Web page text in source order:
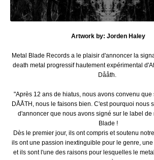
Artwork by: Jorden Haley
Metal Blade Records a le plaisir d'annoncer la
death metal progressif hautement expérimental
Dååth.
"Après 12 ans de hiatus, nous avons convenu
DÅÅTH, nous le faisons bien. C'est pourquoi nous
d'annoncer que nous avons signé sur le label de
Blade !
Dès le premier jour, ils ont compris et soutenu
ils ont une passion inextinguible pour le genre,
et ils sont l'une des raisons pour lesquelles le